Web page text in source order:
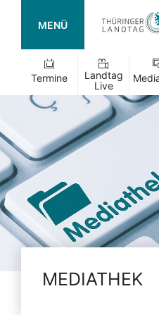
MENÜ
Termine
Landtag
Live
MEDIATHEK